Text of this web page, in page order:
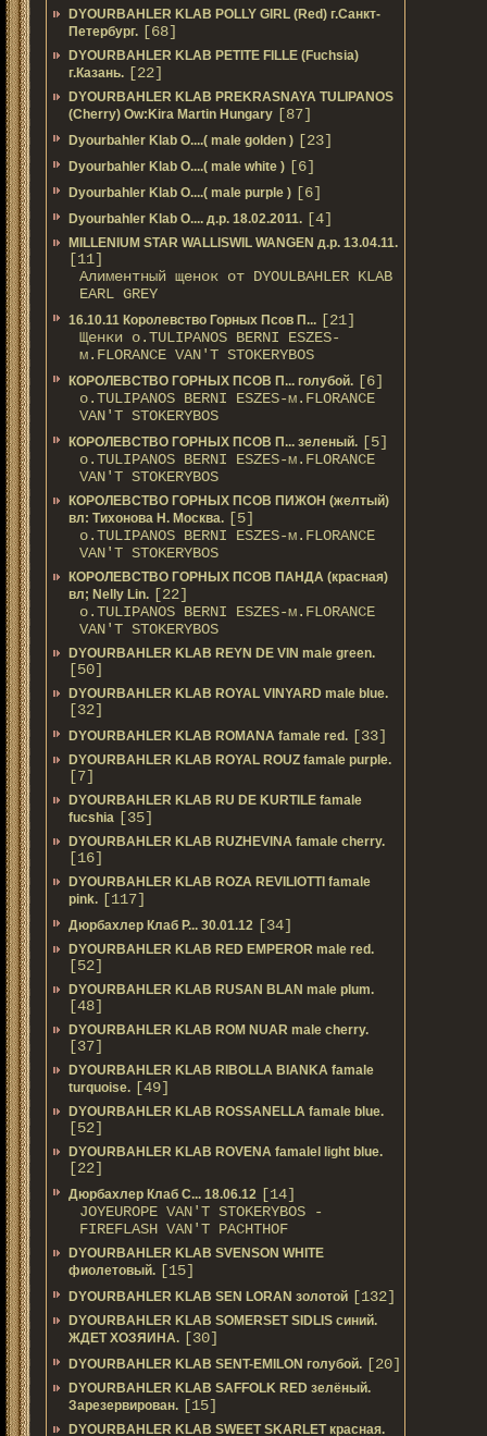
DYOURBAHLER KLAB POLLY GIRL (Red) г.Санкт-
Петербург. [68]
DYOURBAHLER KLAB PETITE FILLE (Fuchsia)
г.Казань. [22]
DYOURBAHLER KLAB PREKRASNAYA TULIPANOS
(Cherry) Ow:Kira Martin Hungary [87]
Dyourbahler Klab O....( male golden ) [23]
Dyourbahler Klab O....( male white ) [6]
Dyourbahler Klab O....( male purple ) [6]
Dyourbahler Klab O.... д.р. 18.02.2011. [4]
MILLENIUM STAR WALLISWIL WANGEN д.р. 13.04.11.
[11]
Алиментный щенок от DYOULBAHLER KLAB
EARL GREY
16.10.11 Королевство Горных Псов П... [21]
Щенки о.TULIPANOS BERNI ESZES-
м.FLORANCE VAN'T STOKERYBOS
КОРОЛЕВСТВО ГОРНЫХ ПСОВ П... голубой. [6]
о.TULIPANOS BERNI ESZES-м.FLORANCE
VAN'T STOKERYBOS
КОРОЛЕВСТВО ГОРНЫХ ПСОВ П... зеленый. [5]
о.TULIPANOS BERNI ESZES-м.FLORANCE
VAN'T STOKERYBOS
КОРОЛЕВСТВО ГОРНЫХ ПСОВ ПИЖОН (желтый)
вл: Тихонова Н. Москва. [5]
о.TULIPANOS BERNI ESZES-м.FLORANCE
VAN'T STOKERYBOS
КОРОЛЕВСТВО ГОРНЫХ ПСОВ ПАНДА (красная)
вл; Nelly Lin. [22]
о.TULIPANOS BERNI ESZES-м.FLORANCE
VAN'T STOKERYBOS
DYOURBAHLER KLAB REYN DE VIN male green.
[50]
DYOURBAHLER KLAB ROYAL VINYARD male blue.
[32]
DYOURBAHLER KLAB ROMANA famale red. [33]
DYOURBAHLER KLAB ROYAL ROUZ famale purple.
[7]
DYOURBAHLER KLAB RU DE KURTILE famale
fucshia [35]
DYOURBAHLER KLAB RUZHEVINA famale cherry.
[16]
DYOURBAHLER KLAB ROZA REVILIOTTI famale
pink. [117]
Дюрбахлер Клаб Р... 30.01.12 [34]
DYOURBAHLER KLAB RED EMPEROR male red.
[52]
DYOURBAHLER KLAB RUSAN BLAN male plum.
[48]
DYOURBAHLER KLAB ROM NUAR male cherry.
[37]
DYOURBAHLER KLAB RIBOLLA BIANKA famale
turquoise. [49]
DYOURBAHLER KLAB ROSSANELLA famale blue.
[52]
DYOURBAHLER KLAB ROVENA famalel light blue.
[22]
Дюрбахлер Клаб C... 18.06.12 [14]
JOYEUROPE VAN'T STOKERYBOS -
FIREFLASH VAN'T PACHTHOF
DYOURBAHLER KLAB SVENSON WHITE
фиолетовый. [15]
DYOURBAHLER KLAB SEN LORAN золотой [132]
DYOURBAHLER KLAB SOMERSET SIDLIS синий.
ЖДЕТ ХОЗЯИНА. [30]
DYOURBAHLER KLAB SENT-EMILON голубой. [20]
DYOURBAHLER KLAB SAFFOLK RED зелёный.
Зарезервирован. [15]
DYOURBAHLER KLAB SWEET SKARLET красная.